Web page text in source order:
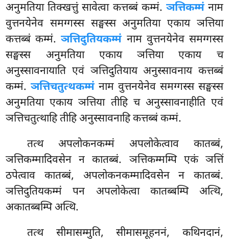
अनुमतिया तिक्खत्तुं सावेत्वा कत्तब्बं कम्मं. ञत्तिकम्मंनाम
वुत्तनयेनेव समग्गस्स सङ्घस्स अनुमतिया एकाय ञत्तिया
कत्तब्बं कम्मं.ञत्तिदुतियकम्मं नाम वुत्तनयेनेव समग्गस्स
सङ्घस्स अनुमतिया एकाय ञत्तिया एकाय च
अनुस्सावनायाति एवं ञत्तिदुतियाय अनुस्सावनाय कत्तब्बं
कम्मं.ञत्तिचतुत्थकम्मं नाम वुत्तनयेनेव समग्गस्स सङ्घस्स
अनुमतिया एकाय ञत्तिया तीहि च अनुस्सावनाहीति एवं
ञत्तिचतुत्थाहि तीहि अनुस्सावनाहि कत्तब्बं कम्मं.
तत्थ अपलोकनकम्मं अपलोकेत्वाव कातब्बं,
ञत्तिकम्मादिवसेन न कातब्बं. ञत्तिकम्मम्पि एकं ञत्तिं
ठपेत्वाव कातब्बं, अपलोकनकम्मादिवसेनन कातब्बं.
ञत्तिदुतियकम्मं पन अपलोकेत्वा कातब्बम्पि अत्थि,
अकातब्बम्पि अत्थि.
तत्थ सीमासम्मुति, सीमासमूहननं, कथिनदानं,